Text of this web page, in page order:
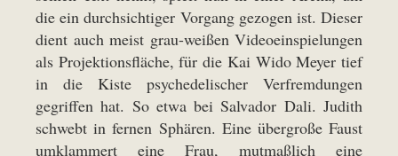
die ein durchsichtiger Vorgang gezogen ist. Dieser
dient auch meist grau-weißen Videoeinspielungen
als Projektionsfläche, für die Kai Wido Meyer tief
in die Kiste psychedelischer Verfremdungen
gegriffen hat. So etwa bei Salvador Dali. Judith
schwebt in fernen Sphären. Eine übergroße Faust
umklammert eine Frau, mutmaßlich eine